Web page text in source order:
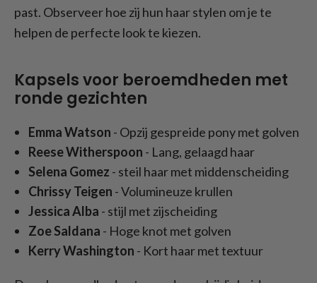
past. Observeer hoe zij hun haar stylen om je te
helpen de perfecte look te kiezen.
Kapsels voor beroemdheden met
ronde gezichten
Emma Watson - Opzij gespreide pony met golven
Reese Witherspoon - Lang, gelaagd haar
Selena Gomez - steil haar met middenscheiding
Chrissy Teigen - Volumineuze krullen
Jessica Alba - stijl met zijscheiding
Zoe Saldana - Hoge knot met golven
Kerry Washington - Kort haar met textuur